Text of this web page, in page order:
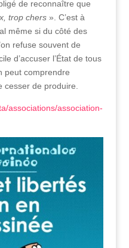
de reconnaître que
trop chers». C’est à
même si du côté des
refuse souvent de
d’accuser l’État de tous
peut comprendre
cesser de produire.
associations/association-